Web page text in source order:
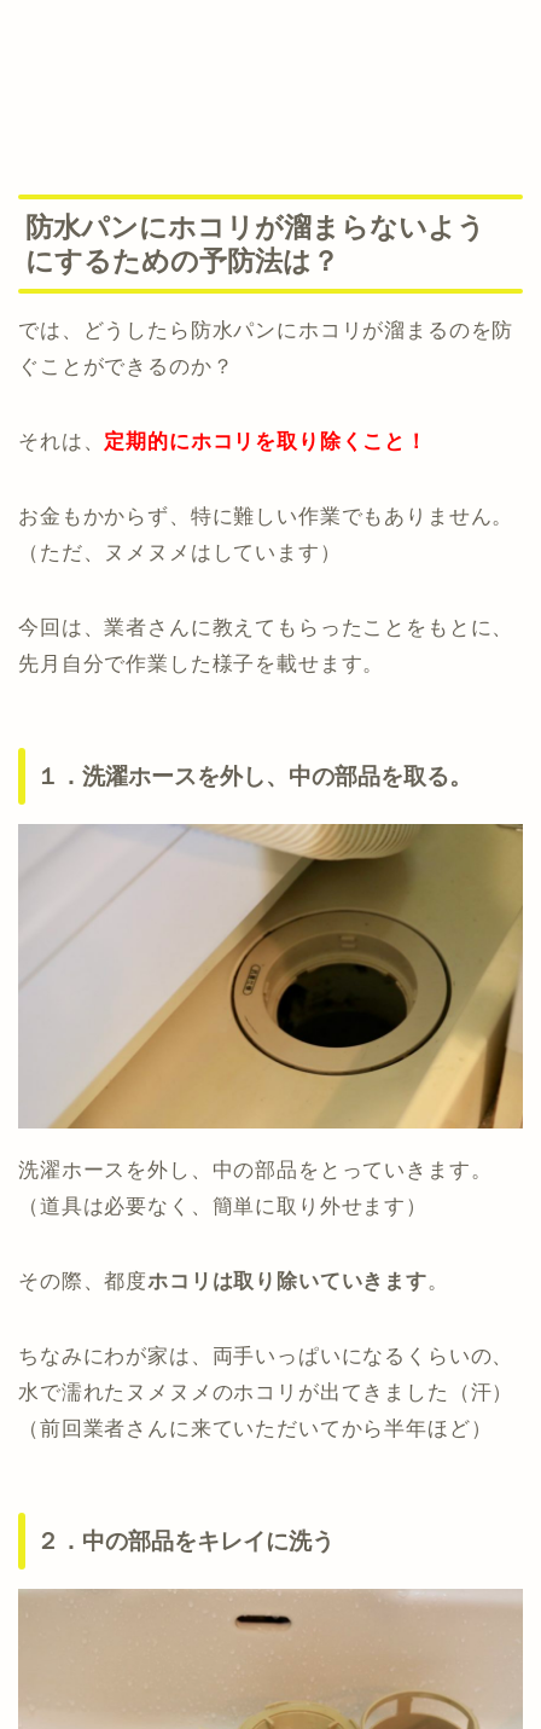
防水パンにホコリが溜まらないよう
にするための予防法は？
では、どうしたら防水パンにホコリが溜まるのを防
ぐことができるのか？
それは、 定期的にホコリを取り除くこと！
お金もかからず、特に難しい作業でもありません。
（ただ、ヌメヌメはしています）
今回は、業者さんに教えてもらったことをもとに、
先月自分で作業した様子を載せます。
１．洗濯ホースを外し、中の部品を取る。
洗濯ホースを外し、中の部品をとっていきます。
（道具は必要なく、簡単に取り外せます）
その際、都度ホコリは取り除いていきます。
ちなみにわが家は、両手いっぱいになるくらいの、
水で濡れたヌメヌメのホコリが出てきました（汗）
（前回業者さんに来ていただいてから半年ほど）
２．中の部品をキレイに洗う